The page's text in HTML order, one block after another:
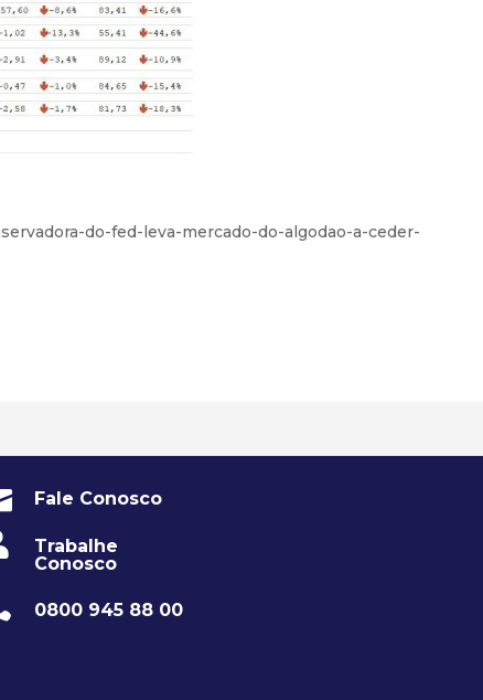
do-fed-leva-mercado-do-algodao-a-ceder-
Fale Conosco
Trabalhe
Conosco
0800 945 88 00